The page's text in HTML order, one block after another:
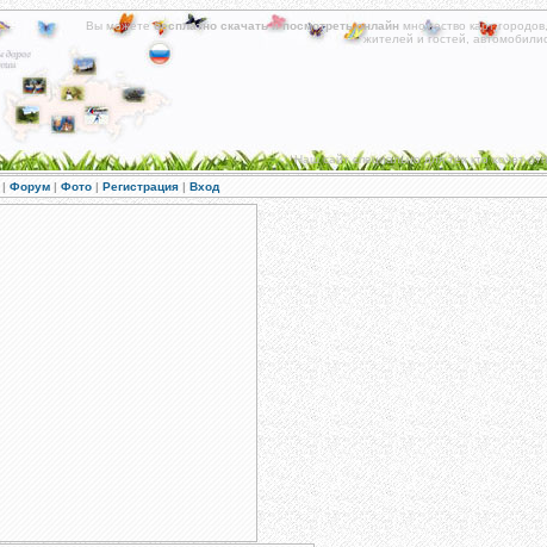
Вы можетебесплатно скачатьипосмотреть онлайн множество карт
жителей и гостей,
Наш сайт специально для тех кто хочет
| Форум | Фото | Регистрация | Вход